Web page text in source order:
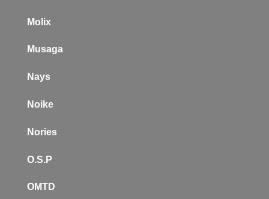
Molix
Musaga
Nays
Noike
Nories
O.S.P
OMTD